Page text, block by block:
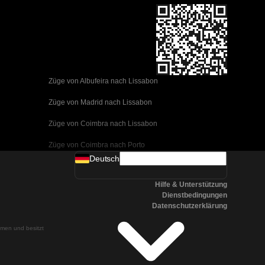
Züge von Albufeira nach Lissabon
Züge von Madrid nach Lissabon
Züge von Coimbra nach Lissabon
Züge von Coimbra nach Porto
Züge von Valencia nach Barcelona
Züge von Malaga nach Barcelona
Züge von Malaga nach Madrid
Züge von Cordoba nach Madrid
und besitzt
Deutsch
Hilfe & Unterstützung
Dienstbedingungen
Datenschutzerklärung